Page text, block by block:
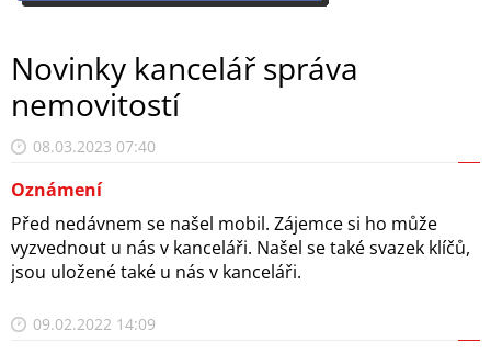
Novinky kancelář správa
nemovitostí
08.03.2023 07:40
Oznámení
Před nedávnem se našel mobil. Zájemce si ho může
vyzvednout u nás v kanceláři. Našel se také svazek klíčů,
jsou uložené také u nás v kanceláři.
09.02.2022 14:09